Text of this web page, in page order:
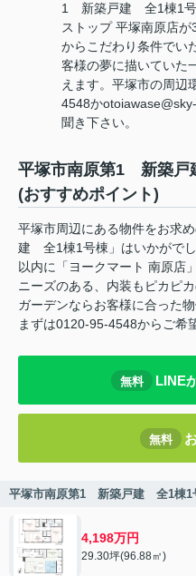
1 新築戸建 全1棟1号
ストップ 平塚南原店
からこだわり条件でい
客様の夢に描いていた
えます。平塚市の周辺
4548か
聞き下さい。
平塚市南原第1 新築戸
(おすすめポイント)
平塚市周辺にある物件をお求
建 全1棟1号棟」はいかがで
以内に「ヨークマート 南原店
ニーズのある、内装もピカピ
ガーデンならお客様に合った
まずは0120-95-4548からご希
無料 LINE
無料
平塚市南原第1 新築戸建 全1棟1
4,198万円
29.30坪(96.88㎡)